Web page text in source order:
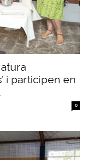
i participen en
0